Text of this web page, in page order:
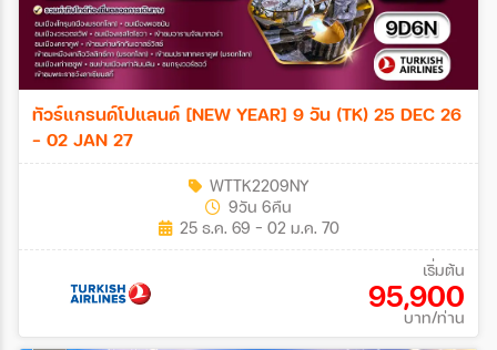
ทัวร์แกรนด์โปแลนด์ [NEW YEAR] 9 วัน (TK) 25 DEC 26
- 02 JAN 27
WTTK2209NY
9วัน 6คืน
25 ธ.ค. 69 - 02 ม.ค. 70
เริ่มต้น
95,900
บาท/ท่าน